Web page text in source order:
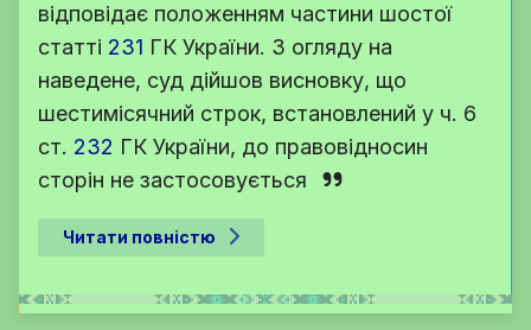
відповідає положенням частини шостої
статті 231 ГК України. З огляду на
наведене, суд дійшов висновку, що
шестимісячний строк, встановлений у ч. 6
ст. 232 ГК України, до правовідносин
сторін не застосовується
Читати повністю